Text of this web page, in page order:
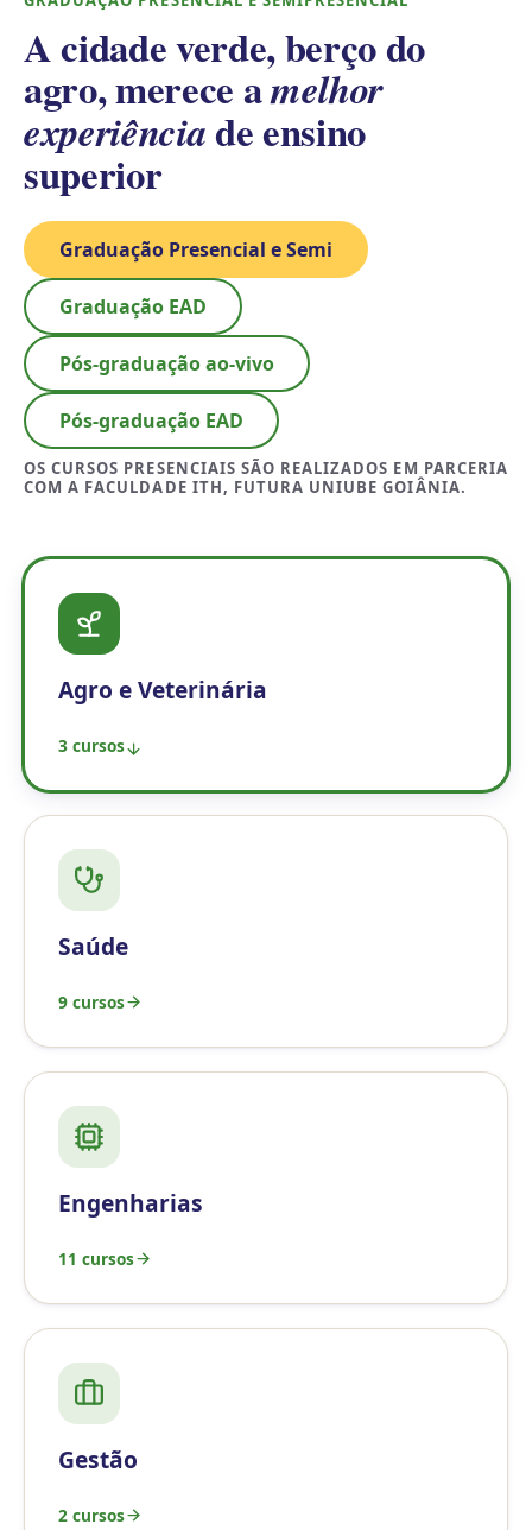
A cidade verde, berço do
agro, merece amelhor
experiênciade ensino
superior
Graduação Presencial e Semi
Graduação EAD
Pós-graduação ao-vivo
Pós-graduação EAD
OS CURSOS PRESENCIAIS SÃO REALIZADOS EM PARCERIA
COM A FACULDADE ITH, FUTURA UNIUBE GOIÂNIA.
Agro e Veterinária
3 cursos
Saúde
9 cursos
Engenharias
11 cursos
Gestão
2 cursos